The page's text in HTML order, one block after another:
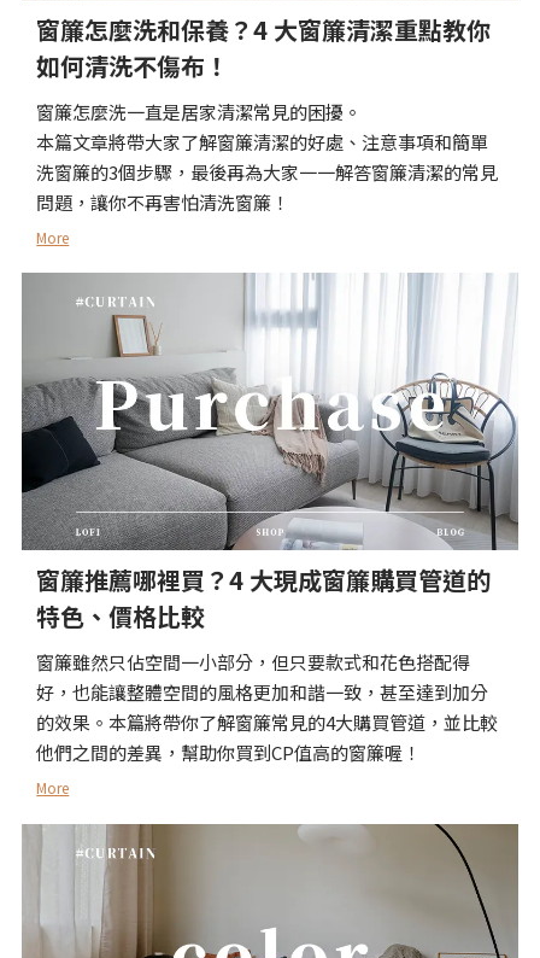
窗簾怎麼洗和保養？4 大窗簾清潔重點教你
如何清洗不傷布！
窗簾怎麼洗一直是居家清潔常見的困擾。
本篇文章將帶大家了解窗簾清潔的好處、注意事項和簡單
洗窗簾的3個步驟，最後再為大家一一解答窗簾清潔的常見
問題，讓你不再害怕清洗窗簾！
More
窗簾推薦哪裡買？4 大現成窗簾購買管道的
特色、價格比較
窗簾雖然只佔空間一小部分，但只要款式和花色搭配得
好，也能讓整體空間的風格更加和諧一致，甚至達到加分
的效果。本篇將帶你了解窗簾常見的4大購買管道，並比較
他們之間的差異，幫助你買到CP值高的窗簾喔！
More